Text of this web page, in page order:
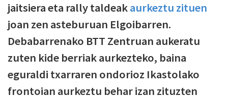
jaitsiera eta rally taldeakaurkeztu zituen
joan zen asteburuan Elgoibarren.
Debabarrenako BTT Zentruan aukeratu
zuten kide berriak aurkezteko, baina
eguraldi txarraren ondorioz Ikastolako
frontoian aurkeztu behar izan zituzten